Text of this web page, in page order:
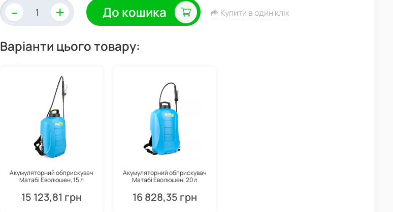
- + До кошика Купити в один клік
Варіанти цього товару:
Акумуляторний обприскувач
Матабі Еволюшен, 15 л
15 123,81 грн
Акумуляторний обприскувач
Матабі Еволюшен, 20 л
16 828,35 грн